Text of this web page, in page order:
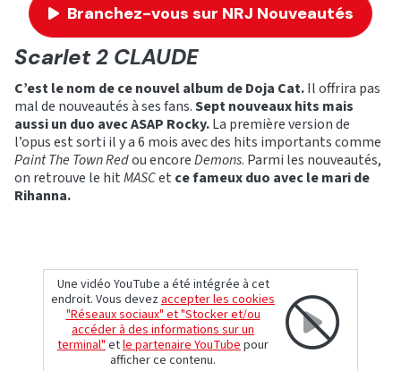
Branchez-vous sur NRJ Nouveautés
Scarlet 2 CLAUDE
C’est le nom de ce nouvel album de Doja Cat.Il offrira pas
mal de nouveautés à ses fans.Sept nouveaux hits mais
aussi un duo avec ASAP Rocky.La première version de
l’opus est sorti il y a 6 mois avec des hits importants comme
Paint The Town Redou encoreDemons. Parmi les nouveautés,
on retrouve le hitMASCet ce fameux duo avec le mari de
Rihanna.
Une vidéo YouTube a été intégrée à cet
endroit. Vous devezaccepter les cookies
"Réseaux sociaux" et "Stocker et/ou
accéder à des informations sur un
terminal"etle partenaire YouTubepour
afficher ce contenu.